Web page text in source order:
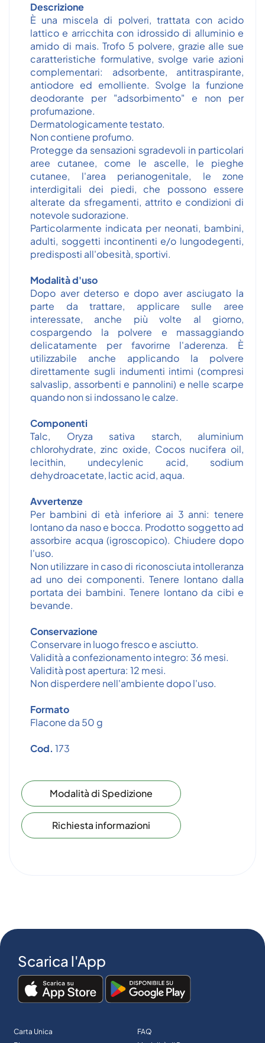
Descrizione
È una miscela di polveri, trattata con acido
lattico e arricchita con idrossido di alluminio e
amido di mais. Trofo 5 polvere, grazie alle sue
caratteristiche formulative, svolge varie azioni
complementari: adsorbente, antitraspirante,
antiodore ed emolliente. Svolge la funzione
deodorante per "adsorbimento" e non per
profumazione.
Dermatologicamente testato.
Non contiene profumo.
Protegge da sensazioni sgradevoli in particolari
aree cutanee, come le ascelle, le pieghe
cutanee, l'area perianogenitale, le zone
interdigitali dei piedi, che possono essere
alterate da sfregamenti, attrito e condizioni di
notevole sudorazione.
Particolarmente indicata per neonati, bambini,
adulti, soggetti incontinenti e/o lungodegenti,
predisposti all'obesità, sportivi.
Modalità d'uso
Dopo aver deterso e dopo aver asciugato la
parte da trattare, applicare sulle aree
interessate, anche più volte al giorno,
cospargendo la polvere e massaggiando
delicatamente per favorirne l'aderenza. È
utilizzabile anche applicando la polvere
direttamente sugli indumenti intimi (compresi
salvaslip, assorbenti e pannolini) e nelle scarpe
quando non si indossano le calze.
Componenti
Talc, Oryza sativa starch, aluminium
chlorohydrate, zinc oxide, Cocos nucifera oil,
lecithin, undecylenic acid, sodium
dehydroacetate, lactic acid, aqua.
Avvertenze
Per bambini di età inferiore ai 3 anni: tenere
lontano da naso e bocca. Prodotto soggetto ad
assorbire acqua (igroscopico). Chiudere dopo
l'uso.
Non utilizzare in caso di riconosciuta intolleranza
ad uno dei componenti. Tenere lontano dalla
portata dei bambini. Tenere lontano da cibi e
bevande.
Conservazione
Conservare in luogo fresco e asciutto.
Validità a confezionamento integro: 36 mesi.
Validità post apertura: 12 mesi.
Non disperdere nell'ambiente dopo l'uso.
Formato
Flacone da 50 g
Cod. 173
Modalità di Spedizione
Richiesta informazioni
Scarica l'App
Carta Unica
FAQ